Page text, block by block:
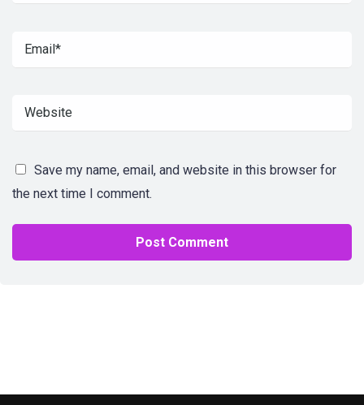
Save my name, email, and website in this browser for
the next time I comment.